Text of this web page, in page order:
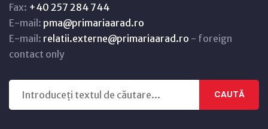
Fax: +40 257 284 744
E-mail: pma@primariaarad.ro
E-mail: relatii.externe@primariaarad.ro - foreign
contact only
CAUTĂ